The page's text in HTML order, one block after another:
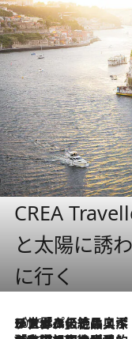
CREA
と太陽に誘
に行く
2026.8.8
リスボンの絶品スイーツ「パステル・デ・ナタ」とは？ポルトガル伝統の奥深い世界へ